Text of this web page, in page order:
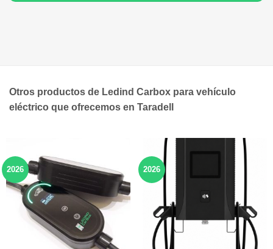
Otros productos de Ledind Carbox para vehículo
eléctrico que ofrecemos en Taradell
2026 2026